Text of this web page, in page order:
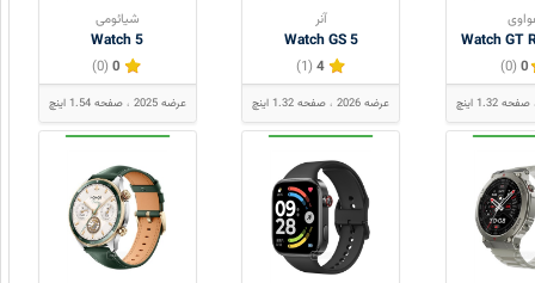
Watch GT
0
(0)
صفحه 1.32 اینچ
آنر
Watch GS 5
4
(1)
عرضه 2026 صفحه 1.32 اینچ
شیائومی
Watch 5
0
(0)
عرضه 2025 صفحه 1.54 اینچ